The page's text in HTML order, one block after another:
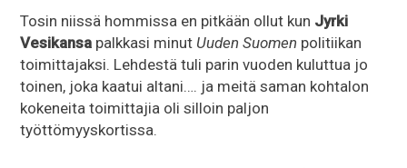
Tosin niissä hommissa en pitkään ollut kun Jyrki
Vesikansa palkkasi minut Uuden Suomen politiikan
toimittajaksi. Lehdestä tuli parin vuoden kuluttua jo
toinen, joka kaatui altani…. ja meitä saman kohtalon
kokeneita toimittajia oli silloin paljon
työttömyyskortissa.